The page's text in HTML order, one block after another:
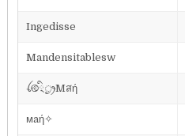
Ingedisse
Mandensitablesw
ꪶ࿋྄ིᤢꫂMสή
мaή✧